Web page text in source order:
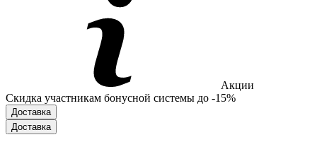
Акции
Скидка участникам бонусной системы до -15%
Доставка
Доставка